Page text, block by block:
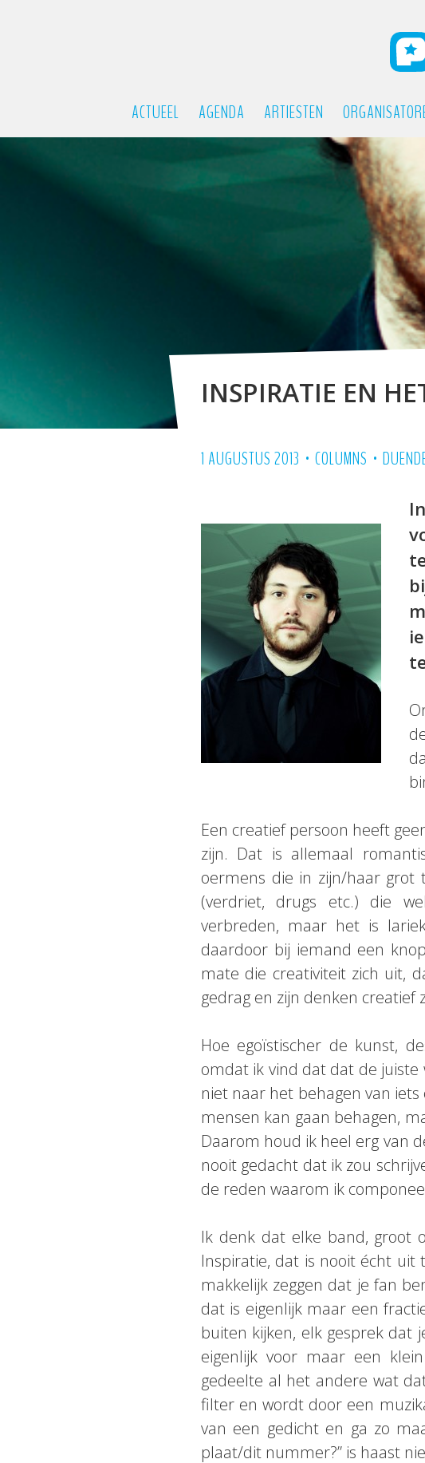
ACTUEEL AGENDA ARTIESTEN
INSPIRATIE EN
1 AUGUSTUS 2013 • COLUMNS •
I
Een creatief persoon heeft
zijn. Dat is allemaal
oermens die in zijn/haar grot
(verdriet, drugs etc.) die
verbreden, maar het is
daardoor bij iemand een
mate die creativiteit zich uit,
gedrag en zijn denken creatief
Hoe egoïstischer de kunst,
omdat ik vind dat dat de
niet naar het behagen van
mensen kan gaan behagen,
Daarom houd ik heel erg van
nooit gedacht dat ik zou
de reden waarom ik
Ik denk dat elke band, groot
Inspiratie, dat is nooit écht uit
makkelijk zeggen dat je fan
dat is eigenlijk maar een
buiten kijken, elk gesprek dat
eigenlijk voor maar een
gedeelte al het andere wat
filter en wordt door een
van een gedicht en ga zo
plaat/dit nummer?” is haast